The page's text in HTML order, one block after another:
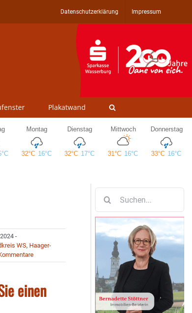
Datenschutzerklärung Impressum
Plakatwand
-
WS, Haager-
einen
nach: